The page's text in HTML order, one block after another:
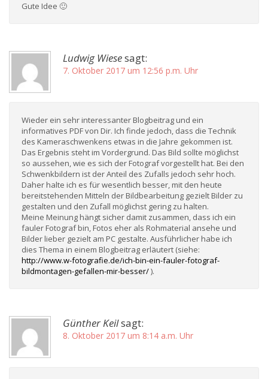
Gute Idee 🙂
Ludwig Wiesesagt:
7. Oktober 2017 um 12:56 p.m. Uhr
Wieder ein sehr interessanter Blogbeitrag und ein
informatives PDF von Dir. Ich finde jedoch, dass die Technik
des Kameraschwenkens etwas in die Jahre gekommen ist.
Das Ergebnis steht im Vordergrund. Das Bild sollte möglichst
so aussehen, wie es sich der Fotograf vorgestellt hat. Bei den
Schwenkbildern ist der Anteil des Zufalls jedoch sehr hoch.
Daher halte ich es für wesentlich besser, mit den heute
bereitstehenden Mitteln der Bildbearbeitung gezielt Bilder zu
gestalten und den Zufall möglichst gering zu halten.
Meine Meinung hängt sicher damit zusammen, dass ich ein
fauler Fotograf bin, Fotos eher als Rohmaterial ansehe und
Bilder lieber gezielt am PC gestalte. Ausführlicher habe ich
dies Thema in einem Blogbeitrag erläutert (siehe:
http://www.w-fotografie.de/ich-bin-ein-fauler-fotograf-
bildmontagen-gefallen-mir-besser/).
Günther Keilsagt:
8. Oktober 2017 um 8:14 a.m. Uhr